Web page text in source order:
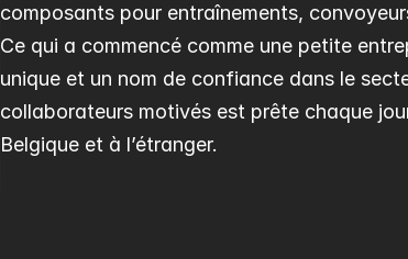
composants pour entraînements,
Ce qui a commencé comme une petite
unique et un nom de confiance dans le
collaborateurs motivés est prête chaque
Belgique et à l’étranger.